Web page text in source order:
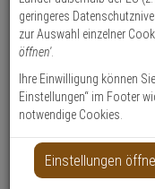
Zeichen
ein,
um
Suche
gestartet
GLORIA
orange f. 12
Produktmerkmale
Datenblatt drucken
Produktinformationen
Zubehörartikel,
geringeres
zur Auswahl einzelner
öffnen'.
Ihre Einwilligung können
Einstellungen“ im Footer
notwendige Cookies.
Einstellungen